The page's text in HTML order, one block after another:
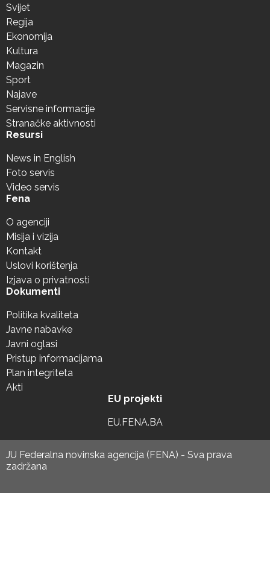
Svijet
Regija
Ekonomija
Kultura
Magazin
Sport
Najave
Servisne informacije
Stranačke aktivnosti
Resursi
News in English
Foto servis
Video servis
Fena
O agenciji
Misija i vizija
Kontakt
Uslovi korištenja
Izjava o privatnosti
Dokumenti
Politika kvaliteta
Javne nabavke
Javni oglasi
Pristup informacijama
Plan integriteta
Akti
EU projekti
EU.FENA.BA
JU Federalna novinska agencija (FENA) - Sva prava
zadržana